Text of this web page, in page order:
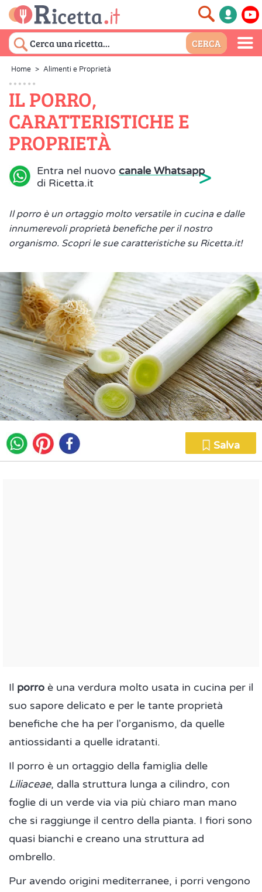
Home > Alimenti e Proprietà
IL PORRO,
CARATTERISTICHE E
PROPRIETÀ
Entra nel nuovo canale Whatsapp
di Ricetta.it
>
Il porro è un ortaggio molto versatile in cucina e dalle
innumerevoli proprietà benefiche per il nostro
organismo. Scopri le sue caratteristiche su Ricetta.it!
Salva
Il porro è una verdura molto usata in cucina per il
suo sapore delicato e per le tante proprietà
benefiche che ha per l'organismo, da quelle
antiossidanti a quelle idratanti.
Il porro è un ortaggio della famiglia delle
Liliaceae, dalla struttura lunga a cilindro, con
foglie di un verde via via più chiaro man mano
che si raggiunge il centro della pianta. I fiori sono
quasi bianchi e creano una struttura ad
ombrello.
Pur avendo origini mediterranee, i porri vengono